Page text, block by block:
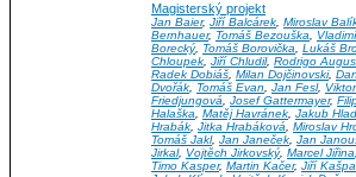
Magisterský projekt
Jan Baier, Jiří Balcárek, Miroslav
Bernhauer, Tomáš Bezouška,
Borecký, Tomáš Borovička, Lukáš
Chloupek, Jiří Chludil, Rodrigo
Radek Dobiáš, Milan Dojčinovski,
Dvořák, Tomáš Evan, Jan Fesl,
Friedjungová, Josef Gattermayer,
Halaška, Matěj Havránek, Jakub
Hrabák, Jitka Hrabáková, Miroslav
Tomáš Jakl, Jan Janeček, Jan
Jirkal, Vojtěch Jirkovský, Marcel Jiřina,
Timo Kasper, Martin Kačer, Jiří